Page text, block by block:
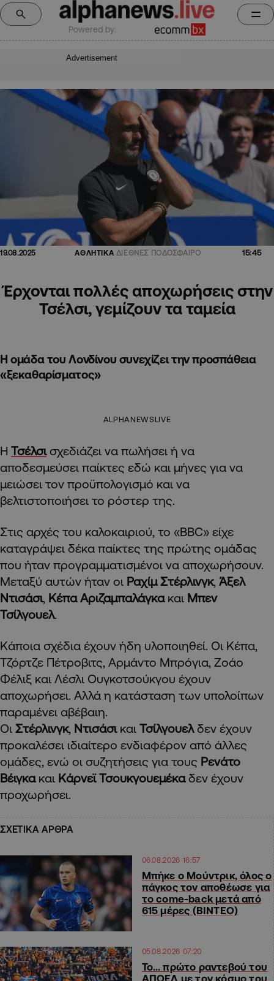
Powered by:
Advertisement
19.08.2025 ΑΘΛΗΤΙΚΑ ΔΙΕΘΝΕΣ ΠΟΔΟΣΦΑΙΡΟ 15:45
Έρχονται πολλές αποχωρήσεις στην
Τσέλσι, γεμίζουν τα ταμεία
Η ομάδα του Λονδίνου συνεχίζει την προσπάθεια
«ξεκαθαρίσματος»
ALPHANEWSLIVE
Η Τσέλσισχεδιάζει να πωλήσει ή να
αποδεσμεύσει παίκτες εδώ και μήνες για να
μειώσει τον προϋπολογισμό και να
βελτιστοποιήσει το ρόστερ της.
Στις αρχές του καλοκαιριού, το «BBC» είχε
καταγράψει δέκα παίκτες της πρώτης ομάδας
που ήταν προγραμματισμένοι να αποχωρήσουν.
Μεταξύ αυτών ήταν οι Ραχίμ Στέρλινγκ, Άξελ
Ντισάσι, Κέπα Αριζαμπαλάγκα και Μπεν
Τσίλγουελ.
Κάποια σχέδια έχουν ήδη υλοποιηθεί. Οι Κέπα,
Τζόρτζε Πέτροβιτς, Αρμάντο Μπρόγια, Ζοάο
Φέλιξ και Λέσλι Ουγκοτσούκγου έχουν
αποχωρήσει. Αλλά η κατάσταση των υπολοίπων
παραμένει αβέβαιη.
Οι Στέρλινγκ, Ντισάσι και Τσίλγουελδεν έχουν
προκαλέσει ιδιαίτερο ενδιαφέρον από άλλες
ομάδες, ενώ οι συζητήσεις για τους Ρενάτο
Βέιγκα και Κάρνεϊ Τσουκγουεμέκαδεν έχουν
προχωρήσει.
ΣΧΕΤΙΚΑ ΑΡΘΡΑ
06.08.2026 16:57
Μπήκε ο Μούντρικ, όλος ο
πάγκος τον αποθέωσε για
το come-back μετά από
615 μέρες (ΒΙΝΤΕΟ)
05.08.2026 07:20
Το… πρώτο ραντεβού του
ΑΠΟΕΛ με τον κόσμο του